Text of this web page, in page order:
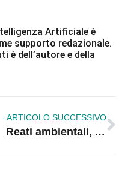
Artificiale è
supporto redazionale.
è dell’autore e della
ARTICOLO SUCCESSIVO
Reati ambientali, Altavilla: le intimidazioni non ci fanno paura